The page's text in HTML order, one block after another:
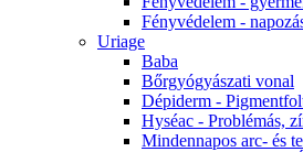
Fényvédelem -
Uriage
Baba
Bőrgyógyászati vonal
Dépiderm -
Hyséac - Problémás,
Mindennapos arc- és